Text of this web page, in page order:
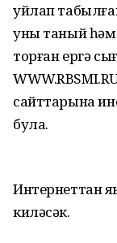
уйлап
уны таный һәм
торған ергә
сайттарына
була.
Интернеттан
киләсәк.